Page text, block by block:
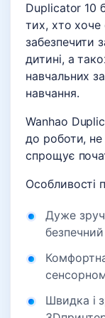
Duplicator 10
тих, хто хоче
забезпечити
дитині, а
навчальних
навчання.
Wanhao
до роботи,
спрощує
Особливості
Дуже
Швидка і